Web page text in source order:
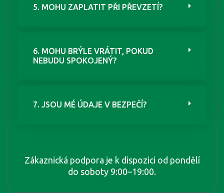
5. MOHU ZAPLATIT PŘI PŘEVZETÍ?
6. MOHU BRÝLE VRÁTIT, POKUD
NEBUDU SPOKOJENÝ?
7. JSOU MÉ ÚDAJE V BEZPEČÍ?
Zákaznická podpora je k dispozici od pondělí
do soboty 9:00–19:00.